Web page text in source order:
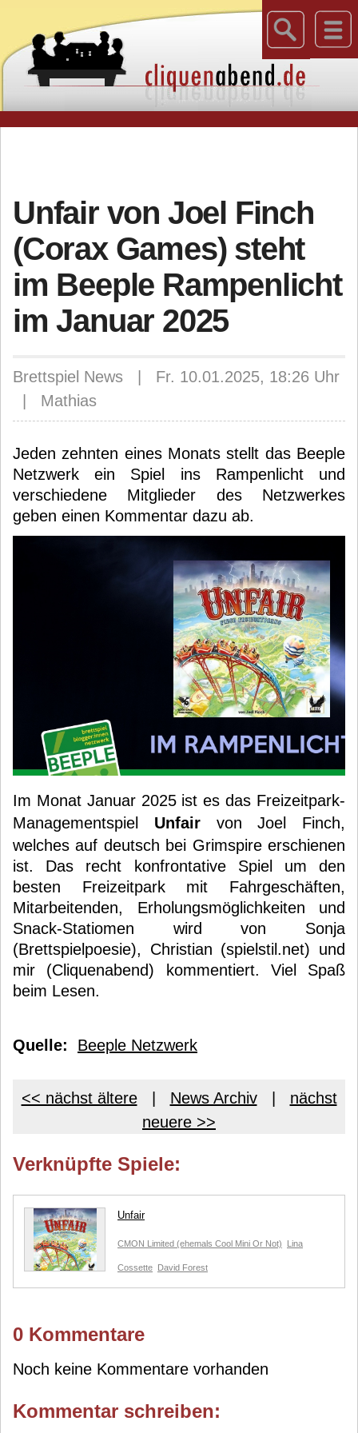
Unfair von Joel Finch
(Corax Games) steht
im Beeple Rampenlicht
im Januar 2025
Brettspiel News | Fr. 10.01.2025, 18:26 Uhr
| Mathias
Jeden zehnten eines Monats stellt das Beeple
Netzwerk ein Spiel ins Rampenlicht und
verschiedene Mitglieder des Netzwerkes
geben einen Kommentar dazu ab.
Im Monat Januar 2025 ist es das Freizeitpark-
Managementspiel Unfairvon Joel Finch,
welches auf deutsch bei Grimspire erschienen
ist. Das recht konfrontative Spiel um den
besten Freizeitpark mit Fahrgeschäften,
Mitarbeitenden, Erholungsmöglichkeiten und
Snack-Statiomen wird von Sonja
(Brettspielpoesie), Christian (spielstil.net) und
mir (Cliquenabend) kommentiert. Viel Spaß
beim Lesen.
Quelle: Beeple Netzwerk
<< nächst ältere| News Archiv| nächst
neuere >>
Verknüpfte Spiele:
Unfair
CMON Limited (ehemals Cool Mini Or Not) Lina
Cossette David Forest
0 Kommentare
Noch keine Kommentare vorhanden
Kommentar schreiben: